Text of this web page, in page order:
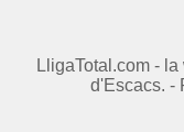
LligaTotal.com -
d'Escacs. -